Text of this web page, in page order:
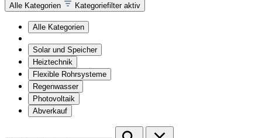
Alle Kategorien Kategoriefilter aktiv
Alle Kategorien
Solar und Speicher
Heiztechnik
Flexible Rohrsysteme
Regenwasser
Photovoltaik
Abverkauf